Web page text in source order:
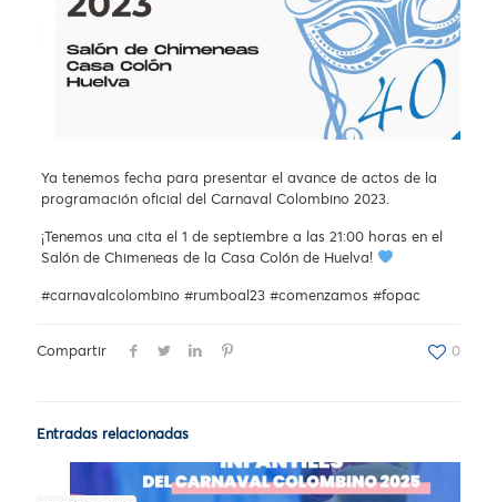
Ya tenemos fecha para presentar el avance de actos de la
programación oficial del Carnaval Colombino 2023.
¡Tenemos una cita el 1 de septiembre a las 21:00 horas en el
Salón de Chimeneas de la Casa Colón de Huelva!
#carnavalcolombino #rumboal23 #comenzamos #fopac
Compartir 0
Entradas relacionadas